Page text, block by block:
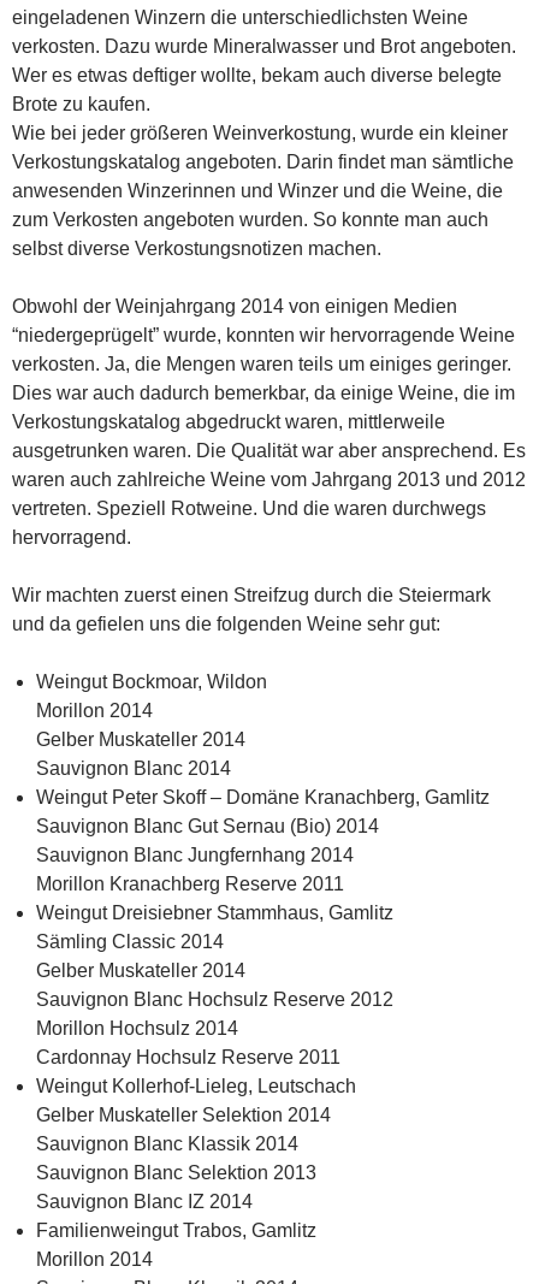
eingeladenen Winzern die unterschiedlichsten Weine
verkosten. Dazu wurde Mineralwasser und Brot angeboten.
Wer es etwas deftiger wollte, bekam auch diverse belegte
Brote zu kaufen.
Wie bei jeder größeren Weinverkostung, wurde ein kleiner
Verkostungskatalog angeboten. Darin findet man sämtliche
anwesenden Winzerinnen und Winzer und die Weine, die
zum Verkosten angeboten wurden. So konnte man auch
selbst diverse Verkostungsnotizen machen.
Obwohl der Weinjahrgang 2014 von einigen Medien
“niedergeprügelt” wurde, konnten wir hervorragende Weine
verkosten. Ja, die Mengen waren teils um einiges geringer.
Dies war auch dadurch bemerkbar, da einige Weine, die im
Verkostungskatalog abgedruckt waren, mittlerweile
ausgetrunken waren. Die Qualität war aber ansprechend. Es
waren auch zahlreiche Weine vom Jahrgang 2013 und 2012
vertreten. Speziell Rotweine. Und die waren durchwegs
hervorragend.
Wir machten zuerst einen Streifzug durch die Steiermark
und da gefielen uns die folgenden Weine sehr gut:
Weingut Bockmoar, Wildon
Morillon 2014
Gelber Muskateller 2014
Sauvignon Blanc 2014
Weingut Peter Skoff – Domäne Kranachberg, Gamlitz
Sauvignon Blanc Gut Sernau (Bio) 2014
Sauvignon Blanc Jungfernhang 2014
Morillon Kranachberg Reserve 2011
Weingut Dreisiebner Stammhaus, Gamlitz
Sämling Classic 2014
Gelber Muskateller 2014
Sauvignon Blanc Hochsulz Reserve 2012
Morillon Hochsulz 2014
Cardonnay Hochsulz Reserve 2011
Weingut Kollerhof-Lieleg, Leutschach
Gelber Muskateller Selektion 2014
Sauvignon Blanc Klassik 2014
Sauvignon Blanc Selektion 2013
Sauvignon Blanc IZ 2014
Familienweingut Trabos, Gamlitz
Morillon 2014